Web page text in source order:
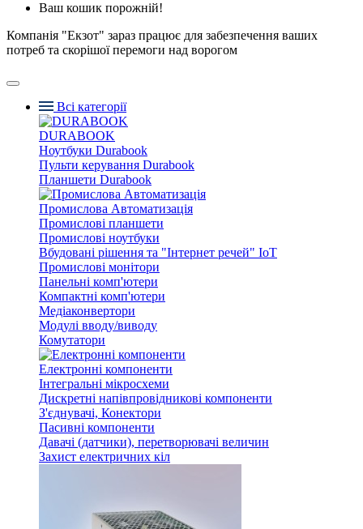
Ваш кошик порожній!
Компанія "Екзот" зараз працює для забезпечення ваших
потреб та скорішої перемоги над ворогом
Всі категорії
DURABOOK
Ноутбуки Durabook
Пульти керування Durabook
Планшети Durabook
Промислова Автоматизація
Промислові планшети
Промислові ноутбуки
Вбудовані рішення та "Інтернет речей" IoT
Промислові монітори
Панельні комп'ютери
Компактні комп'ютери
Медіаконвертори
Модулі вводу/виводу
Комутатори
Електронні компоненти
Інтегральні мікросхеми
Дискретні напівпровідникові компоненти
З'єднувачі, Конектори
Пасивні компоненти
Давачі (датчики), перетворювачі величин
Захист електричних кіл